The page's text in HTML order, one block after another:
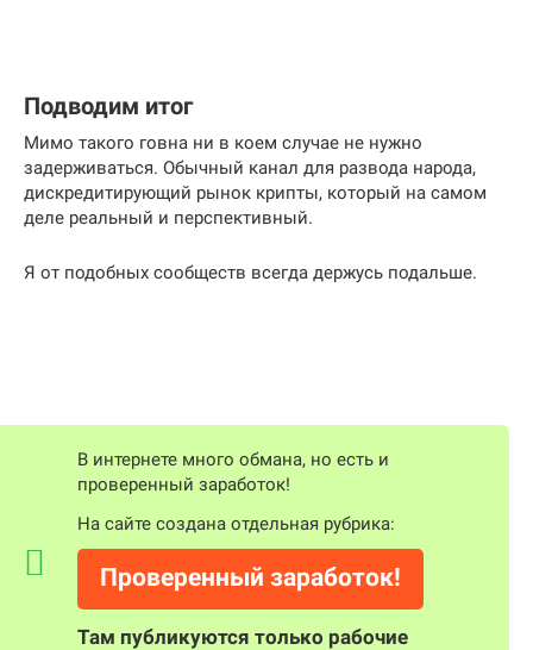
Подводим итог
Мимо такого говна ни в коем случае не нужно
задерживаться. Обычный канал для развода народа,
дискредитирующий рынок крипты, который на самом
деле реальный и перспективный.
Я от подобных сообществ всегда держусь подальше.
В интернете много обмана, но есть и
проверенный заработок!
На сайте создана отдельная рубрика:
Проверенный заработок!
Там публикуются только рабочие